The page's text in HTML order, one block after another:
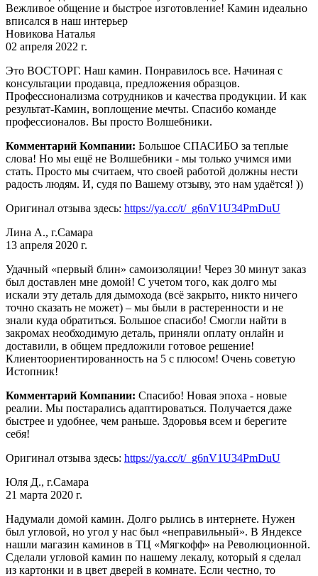
Вежливое общение и быстрое изготовление! Камин идеально
вписался в наш интерьер
Новикова Наталья
02 апреля 2022 г.
Это ВОСТОРГ. Наш камин. Понравилось все. Начиная с
консультации продавца, предложения образцов.
Профессионализма сотрудников и качества продукции. И как
результат-Камин, воплощение мечты. Спасибо команде
профессионалов. Вы просто Волшебники.
Комментарий Компании: Большое СПАСИБО за теплые
слова! Но мы ещё не Волшебники - мы только учимся ими
стать. Просто мы считаем, что своей работой должны нести
радость людям. И, судя по Вашему отзыву, это нам удаётся! ))
Оригинал отзыва здесь: https://ya.cc/t/_g6nV1U34PmDuU
Лина А., г.Самара
13 апреля 2020 г.
Удачный «первый блин» самоизоляции! Через 30 минут заказ
был доставлен мне домой! С учетом того, как долго мы
искали эту деталь для дымохода (всё закрыто, никто ничего
точно сказать не может) – мы были в растеренности и не
знали куда обратиться. Большое спасибо! Смогли найти в
закромах необходимую деталь, приняли оплату онлайн и
доставили, в общем предложили готовое решение!
Клиентоориентированность на 5 с плюсом! Очень советую
Истопник!
Комментарий Компании: Спасибо! Новая эпоха - новые
реалии. Мы постарались адаптироваться. Получается даже
быстрее и удобнее, чем раньше. Здоровья всем и берегите
себя!
Оригинал отзыва здесь: https://ya.cc/t/_g6nV1U34PmDuU
Юля Д., г.Самара
21 марта 2020 г.
Надумали домой камин. Долго рылись в интернете. Нужен
был угловой, но угол у нас был «неправильный». В Яндексе
нашли магазин каминов в ТЦ «Мягкофф» на Революционной.
Сделали угловой камин по нашему лекалу, который я сделал
из картонки и в цвет дверей в комнате. Если честно, то